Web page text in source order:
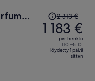
World
Hinta
oli
2 313 €,
on
2 313 €
1 183 €
per henkilö
1.10.–5.10.
löydetty 1 päivä
sitten